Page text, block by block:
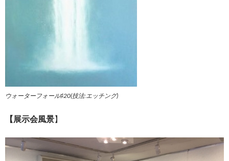
ウォーターフォール♯20(技法:エッチング)
【展示会風景】